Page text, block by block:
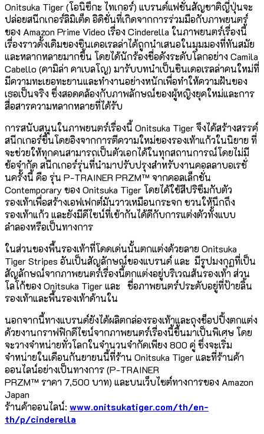
Onitsuka Tiger (โอนิซึกะ ไทเกอร์) แบรนด์แฟชั่นสัญชาติญี่ปุ่นจะ
ปล่อยสนีกเกอร์ลิมิเต็ด อิดิชั่นที่เกิดจากการร่วมมือกับภาพยนตร์
ของ Amazon Prime Video เรื่อง Cinderella ในภาพยนตร์เรื่องนี้
เรื่องราวดั้งเดิมของซินเดอเรลล่าได้ถูกนำเสนอในมุมมองที่ทันสมัย
และหลากหลายมากขึ้น โดยได้นักร้องชื่อดังระดับโลกอย่าง Camila
Cabello (คามิล่า คาเบลโญ) มารับบทนำเป็นซินเดอเรลล่าคนใหม่ที่
มีความทะเยอทะยานและทำงานอย่างหนักเพื่อทำให้ความฝันของ
เธอเป็นจริง ซึ่งสอดคล้องกับภาพลักษณ์ของผู้หญิงยุคใหม่และการ
สื่อสารความหลากหลายที่ได้รับ
การสนับสนุนในภาพยนตร์เรื่องนี้ Onitsuka Tiger จึงได้สร้างสรรค์
สนีกเกอร์ขึ้นโดยอิงจากการตีความใหม่ของรองเท้าแก้วในนิยาย ที่
จะช่วยให้ทุกคนสามารถเป็นตัวเอกได้ในทุกสถานการณ์โดยไม่มี
ข้อจำกัด สนีกเกอร์รุ่นที่นำมาปรับปรุงสำหรับงานคอลลาบอเรชั่
นครั้งนี้ คือ รุ่น P-TRAINER PRZM™ จากคอลเล็กชั่น
Contemporary ของ Onitsuka Tiger โดยได้ใช้สีปริซึมกับตัว
รองเท้าเพื่อสร้างเอฟเฟกต์มันวาวเหมือนกระจก ชวนให้นึกถึง
รองเท้าแก้ว และยังมีดีไซน์ที่เข้ากันได้ดีกับการแต่งตัวทั้งแบบ
ลำลองหรือเป็นทางการ
ในส่วนของพื้นรองเท้าที่โดดเด่นนั้นตกแต่งด้วยลาย Onitsuka
Tiger Stripes อันเป็นสัญลักษณ์ของแบรนด์ และ มีรูปมงกุฏที่เป็น
สัญลักษณ์จากภาพยนตร์เรื่องนี้ตกแต่งอยู่บริเวณส้นรองเท้า ส่วน
โลโก้ของ Onitsuka Tiger และ ชื่อภาพยนตร์ประดับอยู่ที่ป้ายลิ้น
รองเท้าและพื้นรองเท้าด้านใน
นอกจากนี้ทางแบรนด์ยังได้ผลิตกล่องรองเท้าและถุงช็อปปิ้งตกแต่ง
ด้วยงานกราฟฟิกดีไซน์จากภาพยนตร์เรื่องนี้ขึ้นมาเป็นพิเศษ โดย
จะวางจำหน่ายทั่วโลกในจำนวนจำกัดเพียง 800 คู่ ซึ่งจะเริ่ม
จำหน่ายในเดือนกันยายนนี้ที่ร้าน Onitsuka Tiger และที่ร้านค้า
ออนไลน์อย่างเป็นทางการ (P-TRAINER
PRZM™ ราคา 7,500 บาท) และบนเว็บไซต์ทางการของ Amazon
Japan
ร้านค้าออนไลน์: www.onitsukatiger.com/th/en-
th/p/cinderella